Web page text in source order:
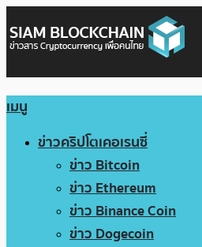
เมนู
ข่าวคริปโตเคอเรนซี่
ข่าว Bitcoin
ข่าว Ethereum
ข่าว Binance Coin
ข่าว Dogecoin